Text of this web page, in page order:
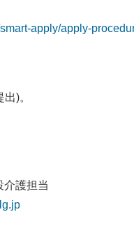
apply/apply-
)。
介護担当